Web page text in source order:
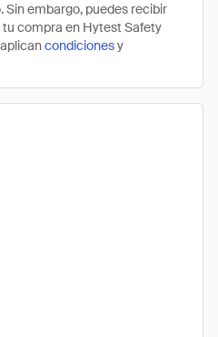
embargo, puedes recibir
tu compra en Hytest Safety
condicionesy